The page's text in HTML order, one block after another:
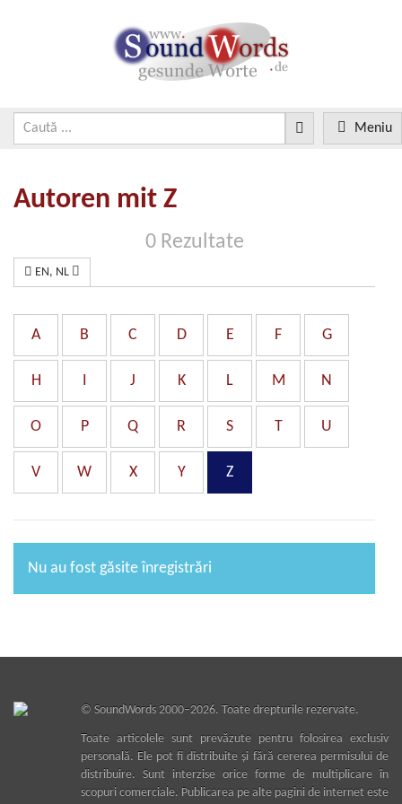
Meniu
Autoren mit Z
0 Rezultate
EN, NL
A B C D E F G
H I J K L M N
O P Q R S T U
V W X Y Z
Nu au fost găsite înregistrări
© SoundWords2000–2026. Toate drepturile rezervate.
Toate articolele sunt prevăzute pentru folosirea exclusiv
personală. Ele pot fi distribuite şi fără cererea permisului de
distribuire. Sunt interzise orice forme de multiplicare în
scopuri comerciale. Publicarea pe alte pagini de internet este